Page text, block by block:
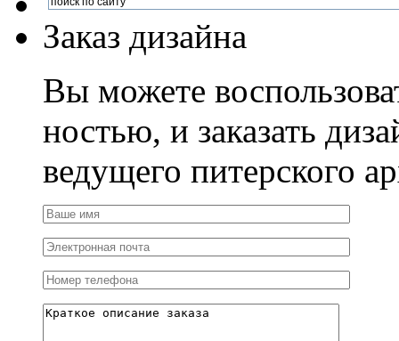
Заказ дизайна
Вы можете
ностью, и заказать
ведущего питерского